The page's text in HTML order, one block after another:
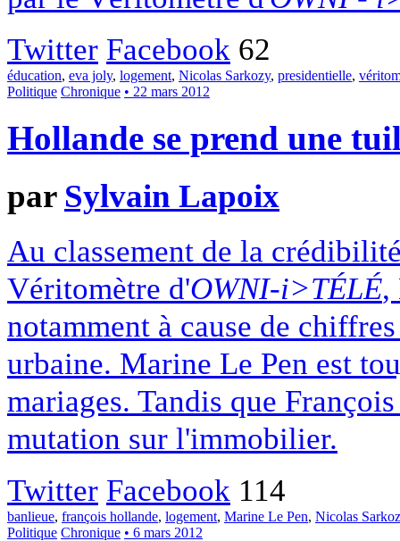
Twitter Facebook 62
éducation, eva joly, logement, Nicolas Sarkozy, presidentielle,
Politique Chronique • 22 mars 2012
Hollande se prend une
par Sylvain Lapoix
Au classement de la
Véritomètre d'OWNI-i>TÉLÉ,
notamment à cause de
urbaine. Marine Le Pen est
mariages. Tandis que
mutation sur l'immobilier.
Twitter Facebook 114
banlieue, françois hollande, logement, Marine Le Pen, Nicolas
Politique Chronique • 6 mars 2012